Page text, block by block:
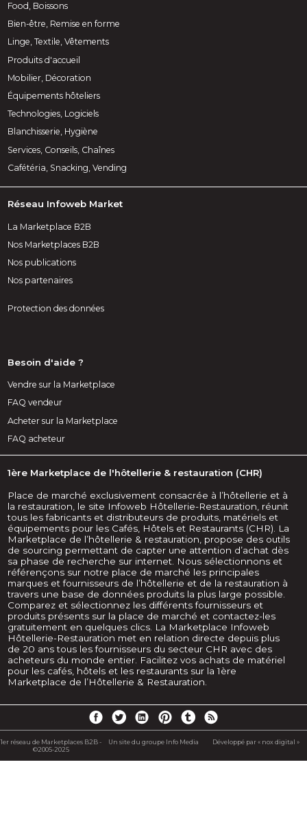
Food, Boissons
Bien-être, Remise en forme
Linge, Textile, Vêtements
Produits d'accueil
Mobilier, Décoration
Équipements hôteliers
Technologies, Logiciels
Blanchisserie, Hygiène
Services, Conseils, Chaînes
Cafétéria, Snacking, Vending
Réseau Infoweb Market
La Marketplace B2B
Nos Marketplaces B2B
Nos publications
Nos partenaires
Protection des données
Besoin d'aide ?
Vendre sur la Marketplace
FAQ vendeur
Acheter sur la Marketplace
FAQ acheteur
1ère Marketplace de l'hôtellerie & restauration (CHR)
Place de marché exclusivement consacrée à l’hôtellerie et à
la restauration, le site Infoweb Hôtellerie-Restauration, réunit
tous les fabricants et distributeurs de produits, matériels et
équipements pour les Cafés, Hôtels et Restaurants (CHR). La
Marketplace de l’hôtellerie & restauration, propose des outils
de sourcing permettant de capter une attention d’achat dès
sa phase de recherche sur internet. Nous sélectionnons et
référençons sur notre place de marché les principales
marques et fournisseurs de l’hôtellerie et de la restauration à
travers une base de données produits la plus large possible.
Comparez et sélectionnez les différents fournisseurs et
produits présents sur la place de marché et contactez-les
gratuitement en quelques clics. La Marketplace Infoweb
Hôtellerie-Restauration met en relation directe depuis plus
de 20 ans tous les fournisseurs du secteur CHR avec des
acheteurs du monde entier. Facilitez vos achats de matériel
pour les cafés, hôtels et les restaurants sur la 1ère
Marketplace de l’Hôtellerie & Restauration.
1er réseau de Marketplaces B2B -
©2005-2025
Un site du groupe Info Media Développé par « nox digital »